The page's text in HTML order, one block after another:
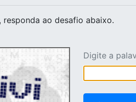
, responda ao desafio abaixo.
Digite a